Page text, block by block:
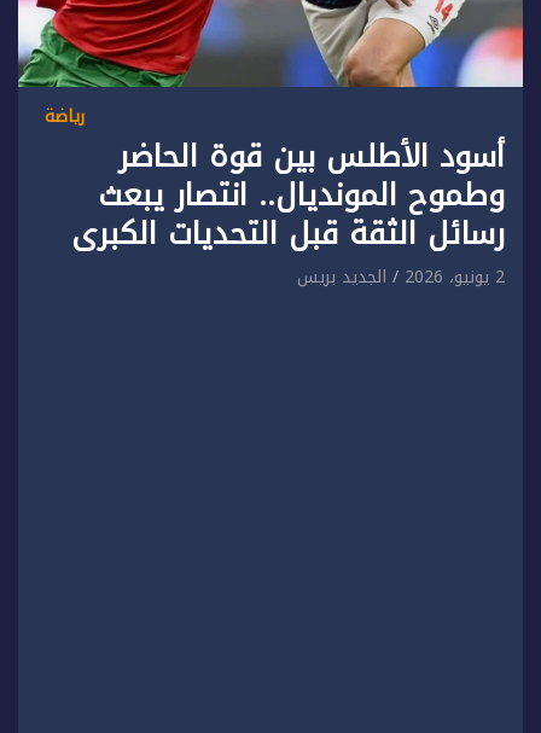
رياضة
أسود الأطلس بين قوة الحاضر
وطموح المونديال.. انتصار يبعث
رسائل الثقة قبل التحديات الكبرى
2 يونيو، 2026 الجديد بريس